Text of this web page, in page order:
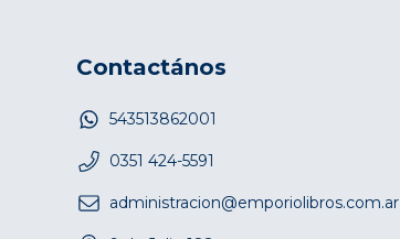
Contactános
543513862001
0351 424-5591
administracion@emporiolibros.com.ar